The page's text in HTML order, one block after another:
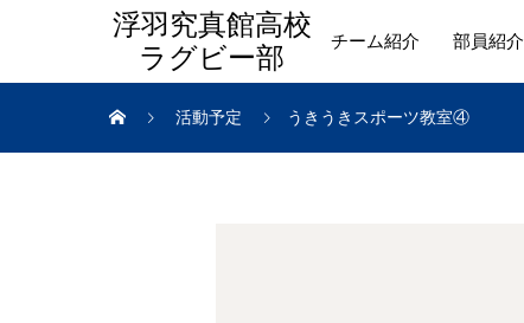
浮羽究真館高校
ラグビー部
チーム紹介 部員紹介
活動予定 うきうきスポーツ教室④